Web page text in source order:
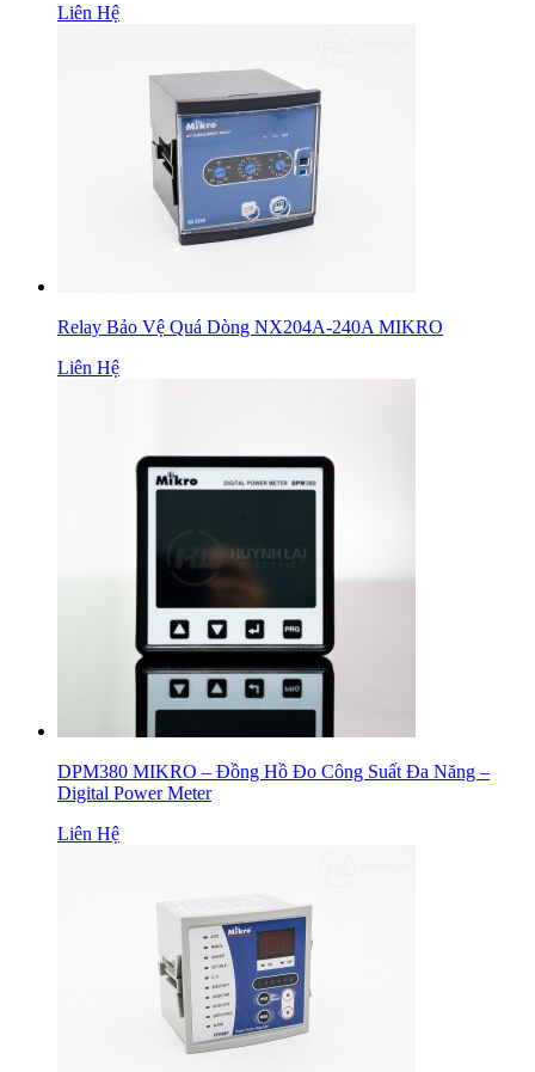
Liên Hệ
Relay Bảo Vệ Quá Dòng NX204A-240A MIKRO
Liên Hệ
DPM380 MIKRO – Đồng Hồ Đo Công Suất Đa Năng –
Digital Power Meter
Liên Hệ